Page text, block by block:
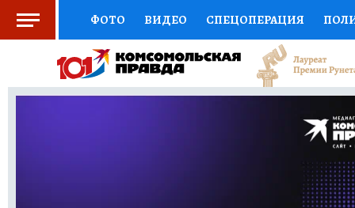
ФОТО ВИДЕО СПЕЦОПЕРАЦИЯ
СОЦПОДДЕРЖКА НАУКА СПОРТ
ВЫБОР ЭКСПЕРТОВ ДОКТОР
ПРОГНОЗЫ НА СПОРТ